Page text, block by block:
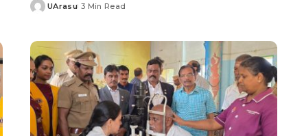
Posted
UArasu 3 Min Read